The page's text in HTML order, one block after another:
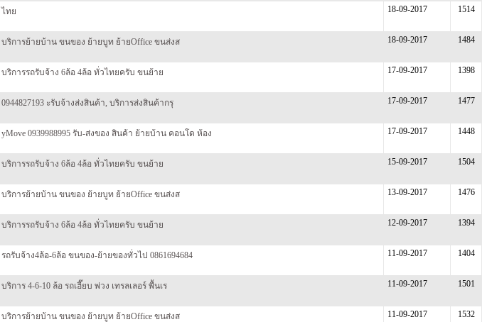
ไทย 18-09-2017 1514
บริการย้ายบ้าน ขนของ ย้ายบูท ย้ายOffice ขนส่งส 18-09-2017 1484
บริการรถรับจ้าง 6ล้อ 4ล้อ ทั่วไทยครับ ขนย้าย 17-09-2017 1398
0944827193 ะรับจ้างส่งสินค้า, บริการส่งสินค้ากรุ 17-09-2017 1477
yMove 0939988995 รับ-ส่งของ สินค้า ย้ายบ้าน คอนโด ห้อง 17-09-2017 1448
บริการรถรับจ้าง 6ล้อ 4ล้อ ทั่วไทยครับ ขนย้าย 15-09-2017 1504
บริการย้ายบ้าน ขนของ ย้ายบูท ย้ายOffice ขนส่งส 13-09-2017 1476
บริการรถรับจ้าง 6ล้อ 4ล้อ ทั่วไทยครับ ขนย้าย 12-09-2017 1394
รถรับจ้าง4ล้อ-6ล้อ ขนของ-ย้ายของทั่วไป 0861694684 11-09-2017 1404
บริการ 4-6-10 ล้อ รถเฮี๊ยบ พ่วง เทรลเลอร์ พื้นเร 11-09-2017 1501
บริการย้ายบ้าน ขนของ ย้ายบูท ย้ายOffice ขนส่งส 11-09-2017 1532